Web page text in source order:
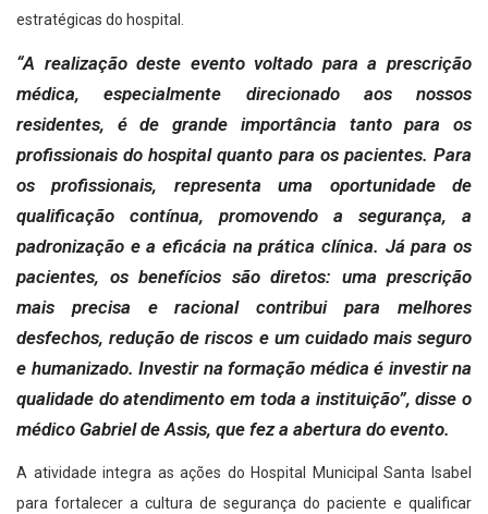
estratégicas do hospital.
“A realização deste evento voltado para a prescrição
médica, especialmente direcionado aos nossos
residentes, é de grande importância tanto para os
profissionais do hospital quanto para os pacientes. Para
os profissionais, representa uma oportunidade de
qualificação contínua, promovendo a segurança, a
padronização e a eficácia na prática clínica. Já para os
pacientes, os benefícios são diretos: uma prescrição
mais precisa e racional contribui para melhores
desfechos, redução de riscos e um cuidado mais seguro
e humanizado. Investir na formação médica é investir na
qualidade do atendimento em toda a instituição”, disse o
médico Gabriel de Assis, que fez a abertura do evento.
A atividade integra as ações do Hospital Municipal Santa Isabel
para fortalecer a cultura de segurança do paciente e qualificar